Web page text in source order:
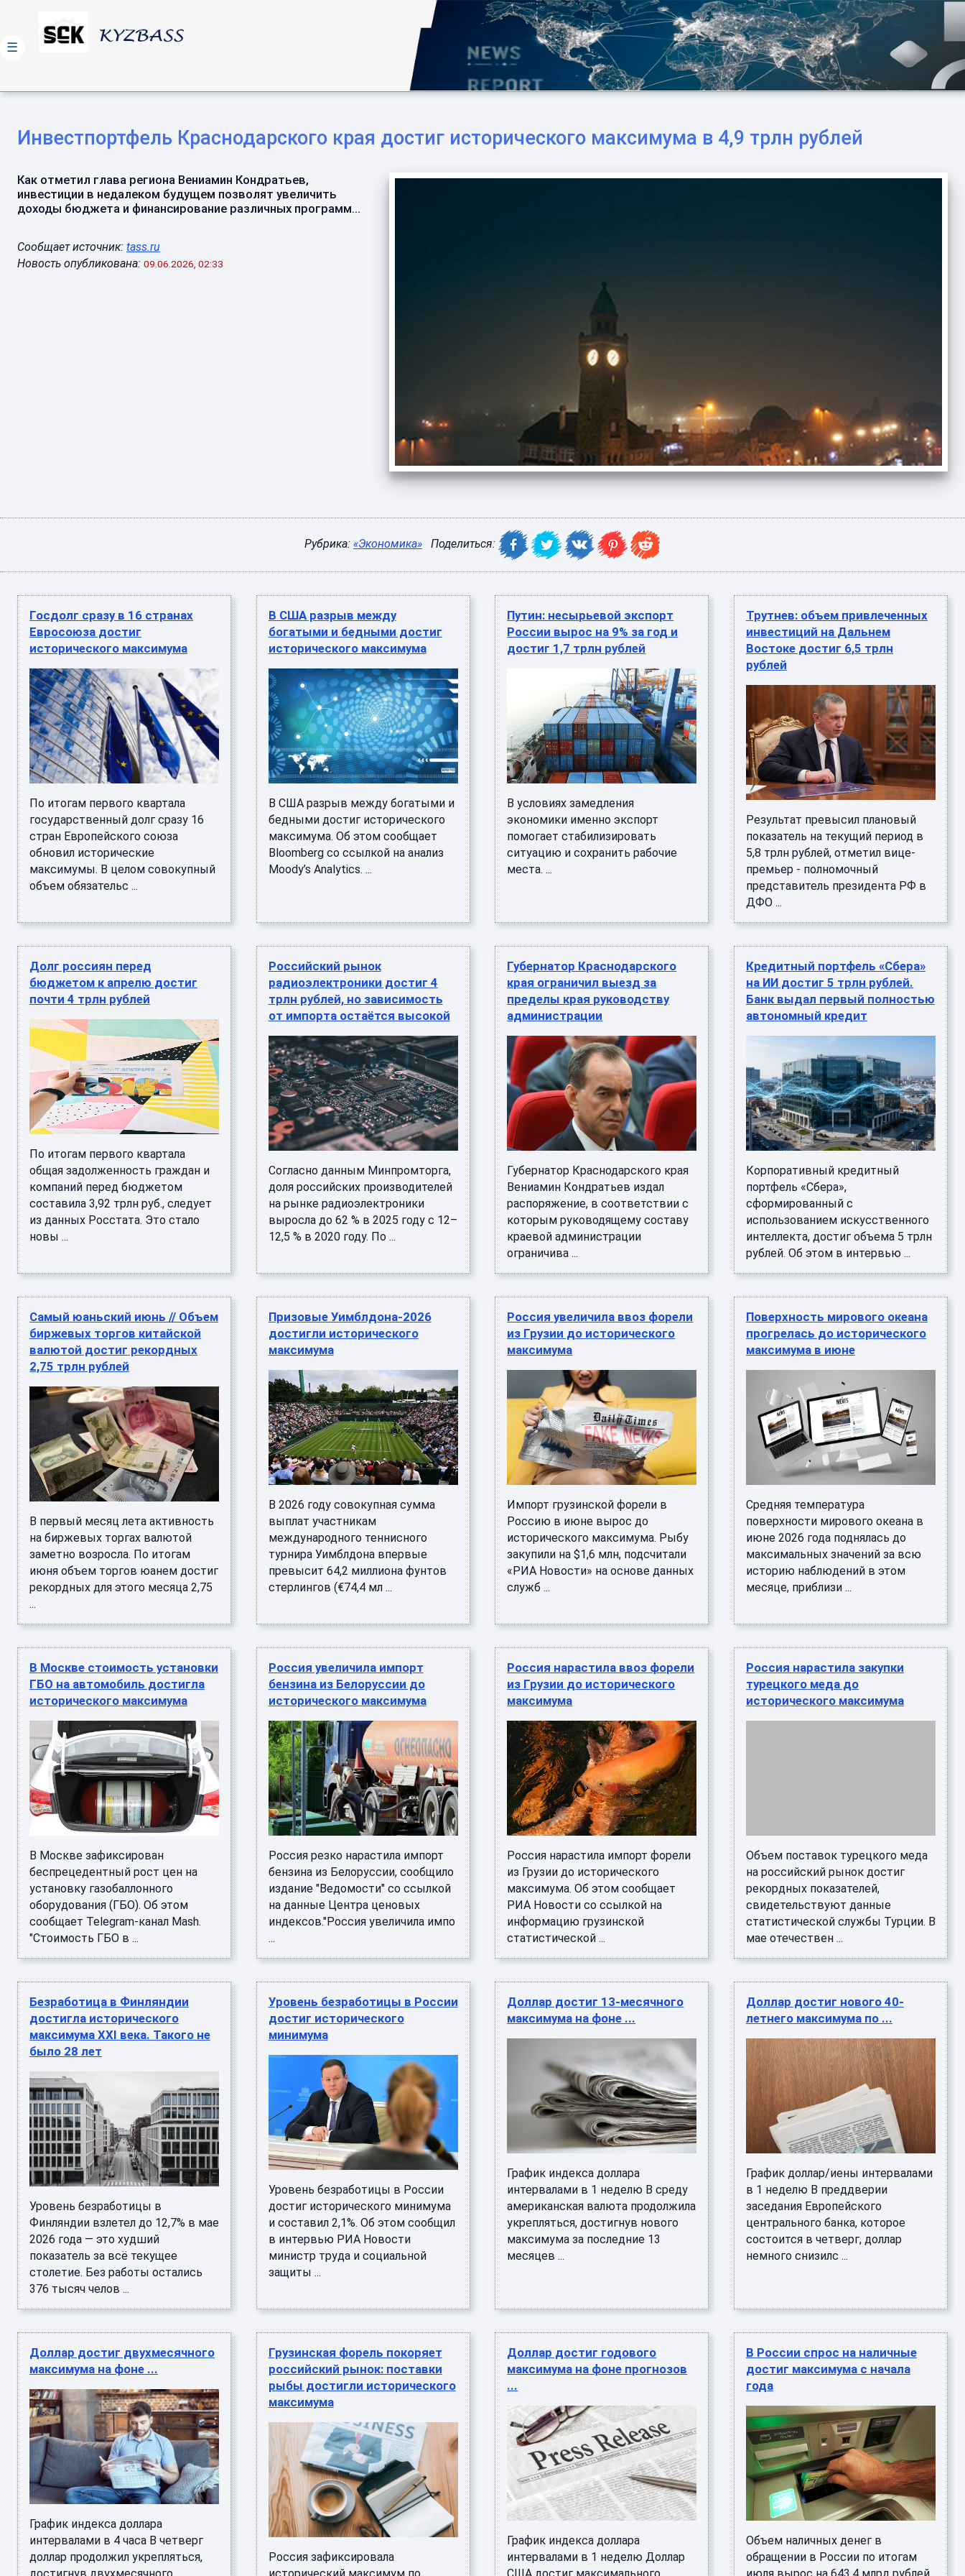
Инвестпортфель Краснодарского края достиг исторического максимума в 4,9 трлн рублей
Как отметил глава региона Вениамин Кондратьев,
инвестиции в недалеком будущем позволят увеличить
доходы бюджета и финансирование различных программ...
Сообщает источник: tass.ru
Новость опубликована: 09.06.2026, 02:33
Рубрика: «Экономика» Поделиться:
Госдолг сразу в 16 странах
Евросоюза достиг
исторического максимума
По итогам первого квартала
государственный долг сразу 16
стран Европейского союза
обновил исторические
максимумы. В целом совокупный
объем обязательс ...
В США разрыв между
богатыми и бедными достиг
исторического максимума
В США разрыв между богатыми и
бедными достиг исторического
максимума. Об этом сообщает
Bloomberg со ссылкой на анализ
Moody’s Analytics. ...
Путин: несырьевой экспорт
России вырос на 9% за год и
достиг 1,7 трлн рублей
В условиях замедления
экономики именно экспорт
помогает стабилизировать
ситуацию и сохранить рабочие
места. ...
Трутнев: объем привлеченных
инвестиций на Дальнем
Востоке достиг 6,5 трлн
рублей
Результат превысил плановый
показатель на текущий период в
5,8 трлн рублей, отметил вице-
премьер - полномочный
представитель президента РФ в
ДФО ...
Долг россиян перед
бюджетом к апрелю достиг
почти 4 трлн рублей
По итогам первого квартала
общая задолженность граждан и
компаний перед бюджетом
составила 3,92 трлн руб., следует
из данных Росстата. Это стало
новы ...
Российский рынок
радиоэлектроники достиг 4
трлн рублей, но зависимость
от импорта остаётся высокой
Согласно данным Минпромторга,
доля российских производителей
на рынке радиоэлектроники
выросла до 62 % в 2025 году с 12–
12,5 % в 2020 году. По ...
Губернатор Краснодарского
края ограничил выезд за
пределы края руководству
администрации
Губернатор Краснодарского края
Вениамин Кондратьев издал
распоряжение, в соответствии с
которым руководящему составу
краевой администрации
ограничива ...
Кредитный портфель «Сбера»
на ИИ достиг 5 трлн рублей.
Банк выдал первый полностью
автономный кредит
Корпоративный кредитный
портфель «Сбера»,
сформированный с
использованием искусственного
интеллекта, достиг объема 5 трлн
рублей. Об этом в интервью ...
Самый юаньский июнь // Объем
биржевых торгов китайской
валютой достиг рекордных
2,75 трлн рублей
В первый месяц лета активность
на биржевых торгах валютой
заметно возросла. По итогам
июня объем торгов юанем достиг
рекордных для этого месяца 2,75
...
Призовые Уимблдона-2026
достигли исторического
максимума
В 2026 году совокупная сумма
выплат участникам
международного теннисного
турнира Уимблдона впервые
превысит 64,2 миллиона фунтов
стерлингов (€74,4 мл ...
Россия увеличила ввоз форели
из Грузии до исторического
максимума
Импорт грузинской форели в
Россию в июне вырос до
исторического максимума. Рыбу
закупили на $1,6 млн, подсчитали
«РИА Новости» на основе данных
служб ...
Поверхность мирового океана
прогрелась до исторического
максимума в июне
Средняя температура
поверхности мирового океана в
июне 2026 года поднялась до
максимальных значений за всю
историю наблюдений в этом
месяце, приблизи ...
В Москве стоимость установки
ГБО на автомобиль достигла
исторического максимума
В Москве зафиксирован
беспрецедентный рост цен на
установку газобаллонного
оборудования (ГБО). Об этом
сообщает Telegram-канал Mash.
"Стоимость ГБО в ...
Россия увеличила импорт
бензина из Белоруссии до
исторического максимума
Россия резко нарастила импорт
бензина из Белоруссии, сообщило
издание "Ведомости" со ссылкой
на данные Центра ценовых
индексов."Россия увеличила импо
...
Россия нарастила ввоз форели
из Грузии до исторического
максимума
Россия нарастила импорт форели
из Грузии до исторического
максимума. Об этом сообщает
РИА Новости со ссылкой на
информацию грузинской
статистической ...
Россия нарастила закупки
турецкого меда до
исторического максимума
Объем поставок турецкого меда
на российский рынок достиг
рекордных показателей,
свидетельствуют данные
статистической службы Турции. В
мае отечествен ...
Безработица в Финляндии
достигла исторического
максимума XXI века. Такого не
было 28 лет
Уровень безработицы в
Финляндии взлетел до 12,7% в мае
2026 года — это худший
показатель за всё текущее
столетие. Без работы остались
376 тысяч челов ...
Уровень безработицы в России
достиг исторического
минимума
Уровень безработицы в России
достиг исторического минимума
и составил 2,1%. Об этом сообщил
в интервью РИА Новости
министр труда и социальной
защиты ...
Доллар достиг 13-месячного
максимума на фоне ...
График индекса доллара
интервалами в 1 неделю В среду
американская валюта продолжила
укрепляться, достигнув нового
максимума за последние 13
месяцев ...
Доллар достиг нового 40-
летнего максимума по ...
График доллар/иены интервалами
в 1 неделю В преддверии
заседания Европейского
центрального банка, которое
состоится в четверг, доллар
немного снизилс ...
Доллар достиг двухмесячного
максимума на фоне ...
График индекса доллара
интервалами в 4 часа В четверг
доллар продолжил укрепляться,
Грузинская форель покоряет
российский рынок: поставки
рыбы достигли исторического
максимума
Россия зафиксировала
Доллар достиг годового
максимума на фоне прогнозов
...
График индекса доллара
интервалами в 1 неделю Доллар
В России спрос на наличные
достиг максимума с начала
года
Объем наличных денег в
обращении в России по итогам
☰